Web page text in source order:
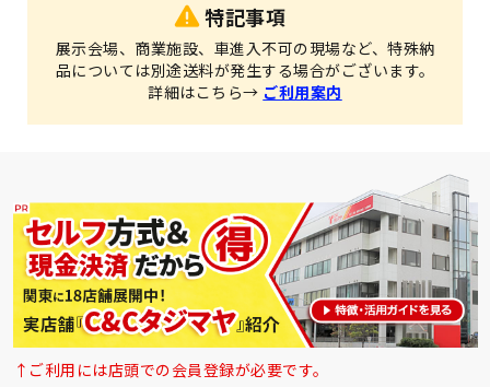
特記事項
展示会場、商業施設、車進入不可の現場など、特殊納
品については別途送料が発生する場合がございます。
詳細はこちら→ ご利用案内
↑ご利用には店頭での会員登録が必要です。